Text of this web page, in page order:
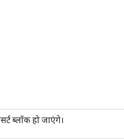
ब्लॉक हो जाएंगे।